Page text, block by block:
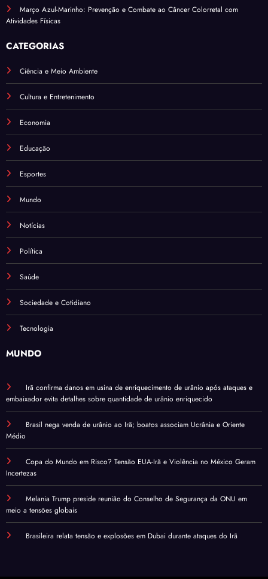
Março Azul-Marinho: Prevenção e Combate ao Câncer Colorretal com
Atividades Físicas
CATEGORIAS
Ciência e Meio Ambiente
Cultura e Entretenimento
Economia
Educação
Esportes
Mundo
Notícias
Política
Saúde
Sociedade e Cotidiano
Tecnologia
MUNDO
Irã confirma danos em usina de enriquecimento de urânio após ataques e
embaixador evita detalhes sobre quantidade de urânio enriquecido
Brasil nega venda de urânio ao Irã; boatos associam Ucrânia e Oriente
Médio
Copa do Mundo em Risco? Tensão EUA-Irã e Violência no México Geram
Incertezas
Melania Trump preside reunião do Conselho de Segurança da ONU em
meio a tensões globais
Brasileira relata tensão e explosões em Dubai durante ataques do Irã